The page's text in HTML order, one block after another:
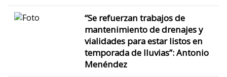
“Se refuerzan trabajos de
mantenimiento de drenajes y
vialidades para estar listos en
temporada de lluvias”: Antonio
Menéndez